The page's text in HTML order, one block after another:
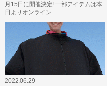
月15日に開催決定! 一部アイテムは本
日よりオンライン…
2022.06.29